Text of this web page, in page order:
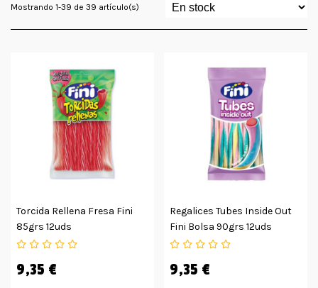
Mostrando 1-39 de 39 artículo(s)
Torcida Rellena Fresa Fini
85grs 12uds
9,35 €
Regalices Tubes Inside Out
Fini Bolsa 90grs 12uds
9,35 €